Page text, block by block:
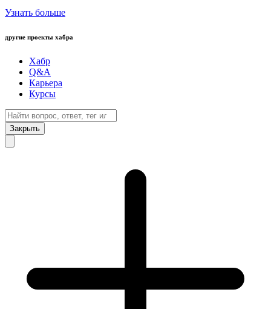
Узнать больше
другие проекты хабра
Хабр
Q&A
Карьера
Курсы
Закрыть